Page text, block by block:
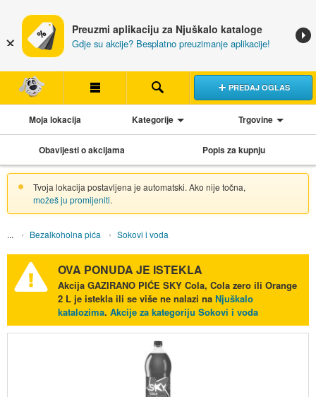
Preuzmi aplikaciju za Njuškalo kataloge
Gdje su akcije? Besplatno preuzimanje aplikacije!
PREDAJ OGLAS
Moja lokacija Kategorije Trgovine
Obavijesti o akcijama Popis za kupnju
Tvoja lokacija postavljena je automatski. Ako nije točna,
možeš ju promijeniti.
Bezalkoholna pića Sokovi i voda
OVA PONUDA JE ISTEKLA
Akcija GAZIRANO PIĆE SKY Cola, Cola zero ili Orange
2 Lje istekla ili se više ne nalazi na Njuškalo
katalozima. Akcije za kategoriju Sokovi i voda